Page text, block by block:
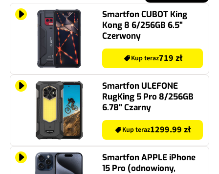
Smartfon CUBOT King
Kong 8 6/256GB 6.5"
Czerwony
Kup teraz719 zł
Smartfon ULEFONE
RugKing 5 Pro 8/256GB
6.78" Czarny
Kup teraz1299.99 zł
Smartfon APPLE iPhone
15 Pro (odnowiony,